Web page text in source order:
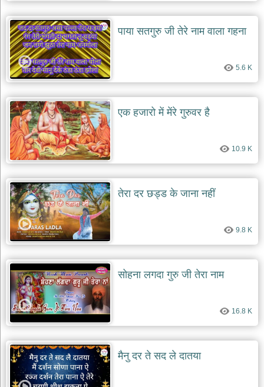
देश
भक्ति
भजन
patriotic
bhajans
खाटू
श्याम
भजन
khatu
shaym
bhajans
रानी
सती
दादी
भजन
rani
sati
dadi
bhajans
बावा
दयाल
भजन
bawa
lal
dayal
bhajans
शनि
देव
भजन
shani
dev
bhajans
पाया सतगुरु जी तेरे नाम वाला गहना
5.6 K
एक हजारो में मेंरे गुरुवर है
10.9 K
तेरा दर छड्ड के जाना नहीं
9.8 K
सोहना लगदा गुरु जी तेरा नाम
16.8 K
मैनु दर ते सद ले दातया